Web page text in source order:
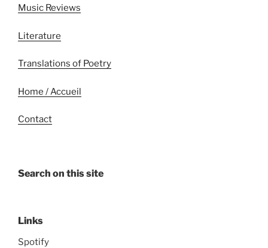
Music Reviews
Literature
Translations of Poetry
Home / Accueil
Contact
Search on this site
Links
Spotify